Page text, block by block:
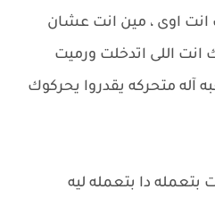
اوى ، مين انت عشان
اللى اتدخلت ورميت
آله متحركه يقدروا يحركوك
بتعمله دا بتعمله ليه